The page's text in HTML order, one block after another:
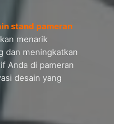
stand pameran
menarik
dan meningkatkan
Anda di pameran
desain yang